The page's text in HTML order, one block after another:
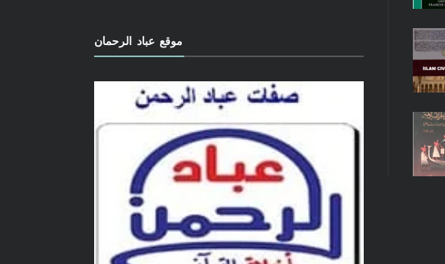
موقع عباد الرحمان